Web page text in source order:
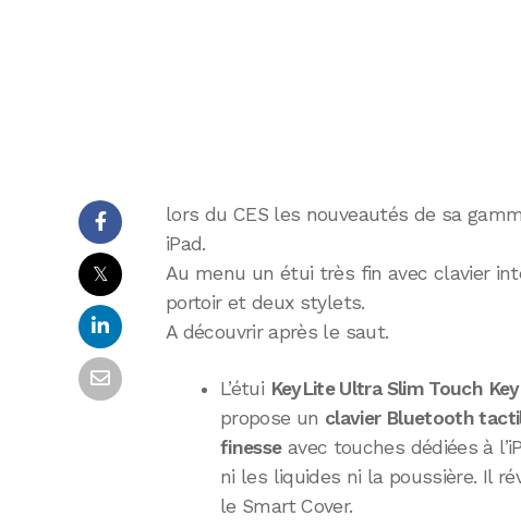
𝕏
lors du CES les nouveautés de sa
iPad.
Au menu un étui très fin avec clavier
portoir et deux stylets.
A découvrir après le saut.
L’étui KeyLite Ultra Slim Touch
propose un clavier Bluetooth
finesseavec touches dédiées à
ni les liquides ni la poussière. Il
le Smart Cover.